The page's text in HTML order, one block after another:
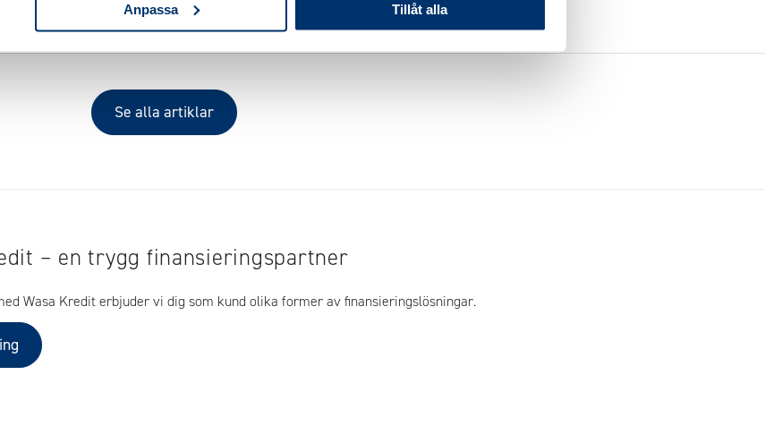
Anpassa Tillåt alla
Se alla artiklar
– en trygg finansieringspartner
Wasa Kredit erbjuder vi dig som kund olika former av finansieringslösningar.